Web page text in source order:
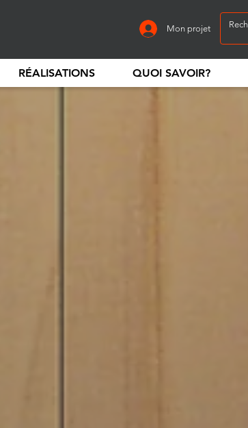
Mon projet
RÉALISATIONS QUOI SAVOIR?